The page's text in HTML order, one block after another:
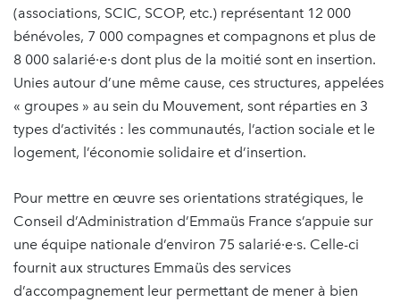
(associations, SCIC, SCOP, etc.) représentant 12 000
bénévoles, 7 000 compagnes et compagnons et plus de
8 000 salarié·e·s dont plus de la moitié sont en insertion.
Unies autour d’une même cause, ces structures, appelées
« groupes » au sein du Mouvement, sont réparties en 3
types d’activités : les communautés, l’action sociale et le
logement, l’économie solidaire et d’insertion.
Pour mettre en œuvre ses orientations stratégiques, le
Conseil d’Administration d’Emmaüs France s’appuie sur
une équipe nationale d’environ 75 salarié·e·s. Celle-ci
fournit aux structures Emmaüs des services
d’accompagnement leur permettant de mener à bien